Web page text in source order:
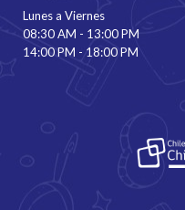
Lunes a Viernes
08:30 AM - 13:00 PM
14:00 PM - 18:00 PM